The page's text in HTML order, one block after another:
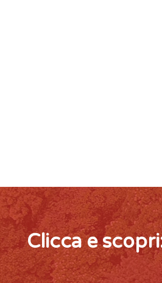
Clicca e